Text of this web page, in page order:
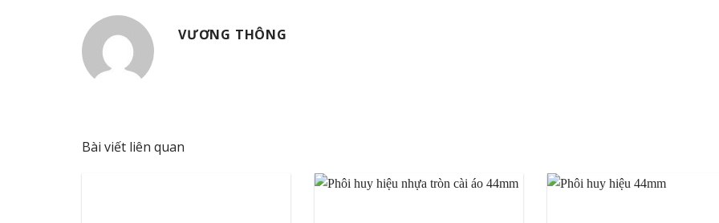
VƯƠNG THÔNG
Bài viết liên quan